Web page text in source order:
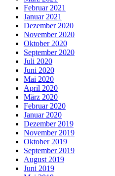
Februar 2021
Januar 2021
Dezember 2020
November 2020
Oktober 2020
September 2020
Juli 2020
Juni 2020
Mai 2020
April 2020
März 2020
Februar 2020
Januar 2020
Dezember 2019
November 2019
Oktober 2019
September 2019
August 2019
Juni 2019